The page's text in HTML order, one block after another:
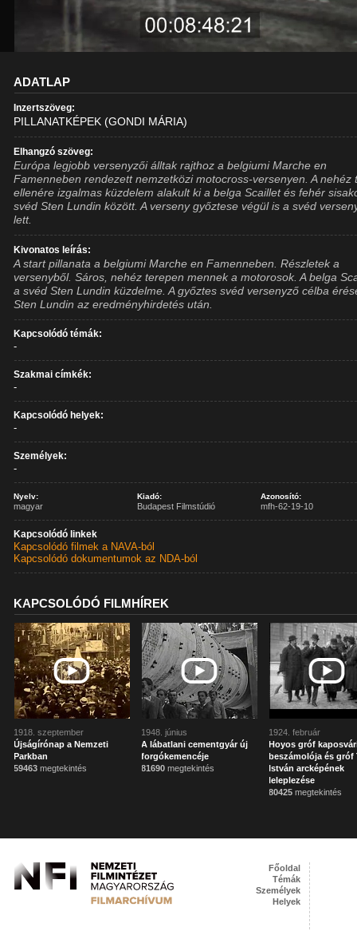
ADATLAP
Inzertszöveg:
PILLANATKÉPEK (GONDI MÁRIA)
Elhangzó szöveg:
Európa legjobb versenyzői álltak rajthoz a belgiumi Marche en
Famenneben rendezett nemzetközi motocross-versenyen. A nehéz
ellenére izgalmas küzdelem alakult ki a belga Scaillet és fehér
svéd Sten Lundin között. A verseny győztese végül is a svéd
lett.
Kivonatos leírás:
A start pillanata a belgiumi Marche en Famenneben. Részletek a
versenyből. Sáros, nehéz terepen mennek a motorosok. A belga
a svéd Sten Lundin küzdelme. A győztes svéd versenyző célba
Sten Lundin az eredményhirdetés után.
Kapcsolódó témák:
-
Szakmai címkék:
-
Kapcsolódó helyek:
-
Személyek:
-
Nyelv:
magyar
Kiadó:
Budapest Filmstúdió
Azonosító:
mfh-62-19-10
Kapcsolódó linkek
Kapcsolódó filmek a NAVA-ból
Kapcsolódó dokumentumok az NDA-ból
KAPCSOLÓDÓ FILMHÍREK
1918. szeptember
Újságírónap a Nemzeti
Parkban
59463 megtekintés
1948. június
A lábatlani cementgyár új
forgókemencéje
81690 megtekintés
1924. február
Hoyos gróf
beszámolója és gróf
István arcképének
leleplezése
80425 megtekintés
Főoldal
Témák
Személyek
Helyek